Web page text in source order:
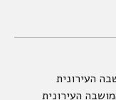
העירונית
העירונית